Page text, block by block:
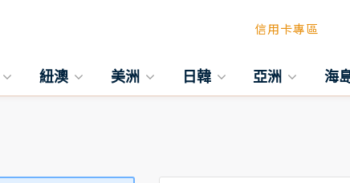
信用卡專區
紐澳 美洲 日韓 亞洲 海